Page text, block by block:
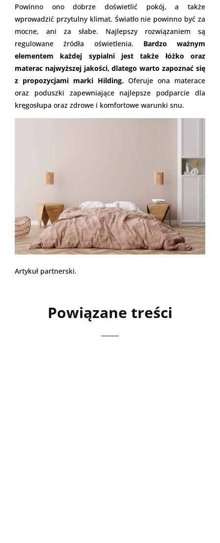
Powinno ono dobrze doświetlić pokój, a także
wprowadzić przytulny klimat. Światło nie powinno być za
mocne, ani za słabe. Najlepszy rozwiązaniem są
regulowane źródła oświetlenia. Bardzo ważnym
elementem każdej sypialni jest także łóżko oraz
materac najwyższej jakości, dlatego warto zapoznać się
z propozycjami marki Hilding. Oferuje ona materace
oraz poduszki zapewniające najlepsze podparcie dla
kręgosłupa oraz zdrowe i komfortowe warunki snu.
Artykuł partnerski.
Powiązane treści